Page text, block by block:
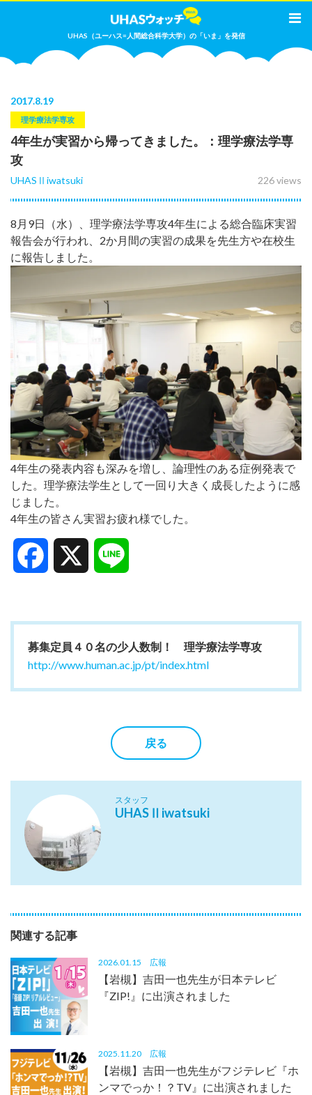
UHAS（ユーハス=人間総合科学大学）の「いま」を発信
2017.8.19
理学療法学専攻
4年生が実習から帰ってきました。：理学療法学専
攻
226 views
UHASⅡiwatsuki
8月9日（水）、理学療法学専攻4年生による総合臨床実習
報告会が行われ、2か月間の実習の成果を先生方や在校生
に報告しました。
4年生の発表内容も深みを増し、論理性のある症例発表で
した。理学療法学生として一回り大きく成長したように感
じました。
4年生の皆さん実習お疲れ様でした。
Facebook
募集定員４０名の少人数制！ 理学療法学専攻
http://www.human.ac.jp/pt/index.html
戻る
スタッフ
UHASⅡiwatsuki
関連する記事
2026.01.15 広報
【岩槻】吉田一也先生が日本テレビ
『ZIP!』に出演されました
2025.11.20 広報
【岩槻】吉田一也先生がフジテレビ『ホ
ンマでっか！？TV』に出演されました